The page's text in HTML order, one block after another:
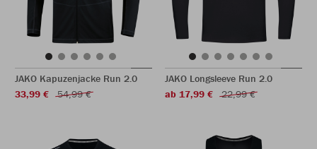
JAKO Kapuzenjacke Run 2.0
33,99 €
54,99 €
JAKO Longsleeve Run 2.0
ab 17,99 €
22,99 €